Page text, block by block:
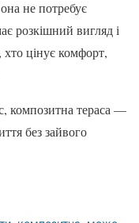
не потребує
розкішний вигляд і
цінує комфорт,
композитна тераса —
без зайвого